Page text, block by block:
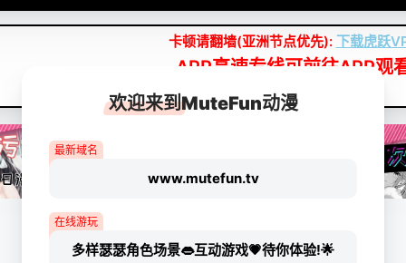
卡顿请翻墙(亚洲节点优先): 下载虎跃
APP高速专线可前往APP观
点我下载APP（仅安卓/苹果暂无）
欢迎来到MuteFun动漫
最新域名
www.mutefun.tv
在线游玩
多样瑟瑟角色场景👄互动游戏💗待你体验!🌟